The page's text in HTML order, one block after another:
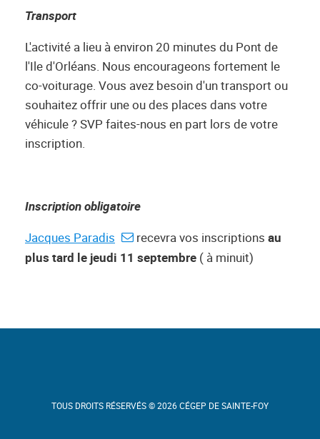
Transport
L'activité a lieu à environ 20 minutes du Pont de
l'Ile d'Orléans. Nous encourageons fortement le
co-voiturage. Vous avez besoin d'un transport ou
souhaitez offrir une ou des places dans votre
véhicule ? SVP faites-nous en part lors de votre
inscription.
Inscription obligatoire
Jacques Paradis
recevra vos inscriptions au
plus tard le jeudi 11 septembre ( à minuit)
TOUS DROITS RÉSERVÉS © 2026 CÉGEP DE SAINTE-FOY